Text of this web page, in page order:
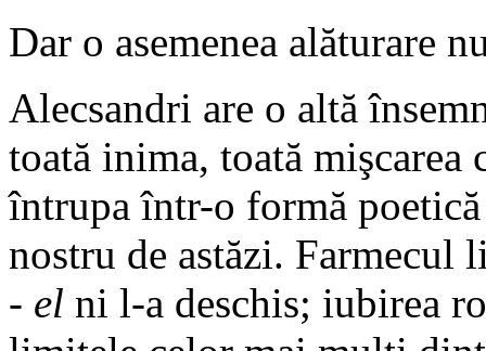
Dar o asemenea alăturare
Alecsandri are o altă
toată inima, toată
întrupa într-o formă
nostru de astăzi. Farmecul
- el ni l-a deschis; iubirea